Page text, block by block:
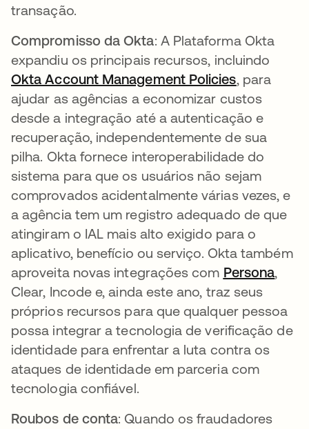
transação.
Compromisso da Okta: A Plataforma Okta
expandiu os principais recursos, incluindo
Okta Account Management Policiesabre em
, para
ajudar as agências a economizar custos
desde a integração até a autenticação e
recuperação, independentemente de sua
pilha. Okta fornece interoperabilidade do
sistema para que os usuários não sejam
comprovados acidentalmente várias vezes, e
a agência tem um registro adequado de que
atingiram o IAL mais alto exigido para o
aplicativo, benefício ou serviço. Okta também
aproveita novas integrações com Personaabre
,
Clear, Incode e, ainda este ano, traz seus
próprios recursos para que qualquer pessoa
possa integrar a tecnologia de verificação de
identidade para enfrentar a luta contra os
ataques de identidade em parceria com
tecnologia confiável.
Roubos de conta: Quando os fraudadores